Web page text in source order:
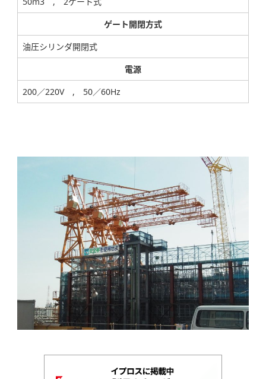
ゲート開閉方式
油圧シリンダ開閉式
電源
200／220V , 50／60Hz